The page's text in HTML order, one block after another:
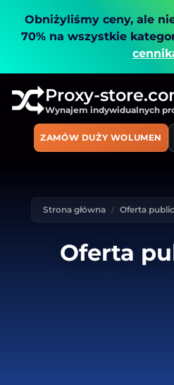
Obniżyliśmy ceny, ale
70% na wszystkie
Proxy-
Wynajem indywidualnych
ZAMÓW DUŻY WOLUMEN
Strona główna Oferta
Oferta